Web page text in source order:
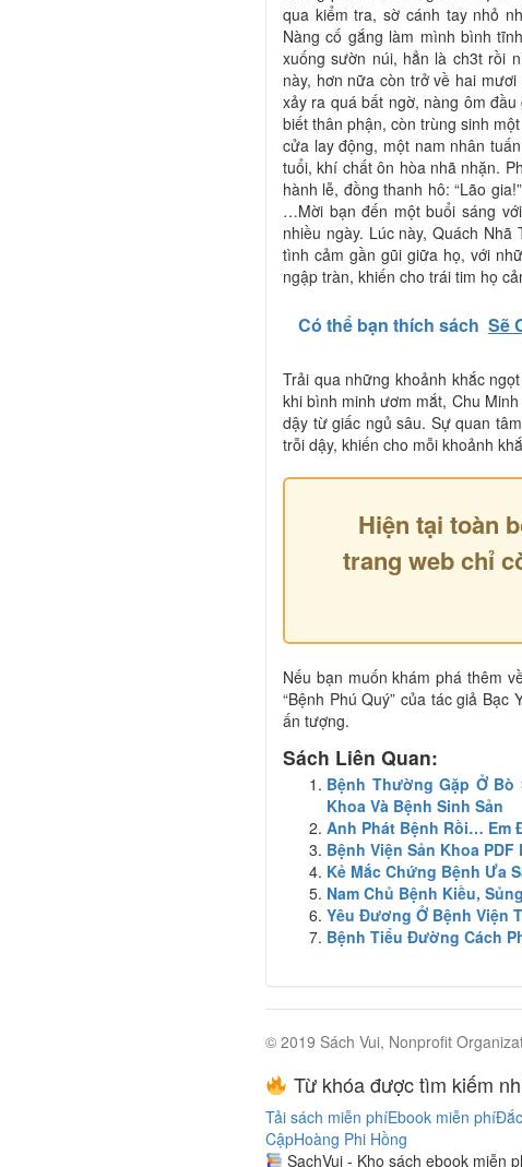
qua kiểm tra, sờ cánh tay nhỏ
Nàng cố gắng làm mình bình
xuống sườn núi, hẳn là ch3t rồi
này, hơn nữa còn trở về hai
xảy ra quá bất ngờ, nàng ôm
biết thân phận, còn trùng sinh
cửa lay động, một nam nhân
tuổi, khí chất ôn hòa nhã nhặn.
hành lễ, đồng thanh hô: “Lão
…Mời bạn đến một buổi sáng
nhiều ngày. Lúc này, Quách
tình cảm gần gũi giữa họ, với
ngập tràn, khiến cho trái tim họ
Có thể bạn thích sách Sẽ
Trải qua những khoảnh khắc
khi bình minh ươm mắt, Chu
dậy từ giấc ngủ sâu. Sự quan
trỗi dậy, khiến cho mỗi khoảnh
Hiện tại toàn
trang web chỉ
Nếu bạn muốn khám phá thêm
“Bệnh Phú Quý” của tác giả
ấn tượng.
Sách Liên Quan:
Bệnh Thường Gặp Ở Bò
Khoa Và Bệnh Sinh Sản
Anh Phát Bệnh Rồi… Em
Bệnh Viện Sản Khoa PDF
Kẻ Mắc Chứng Bệnh Ưa
Nam Chủ Bệnh Kiều,
Yêu Đương Ở Bệnh Viện
Bệnh Tiểu Đường Cách
© 2019 Sách Vui, Nonprofit
Từ khóa được tìm kiếm
Tải sách miễn phíEbook miễn phí
CậpHoàng Phi Hồng
SachVui - Kho sách ebook miễn